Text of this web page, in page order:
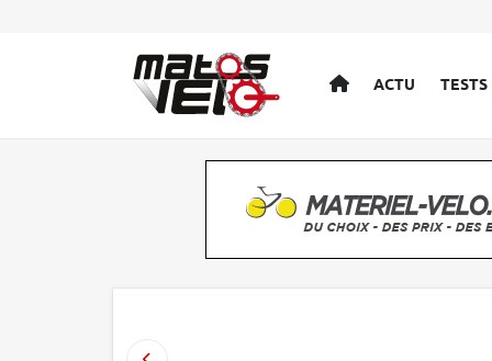
ACCUEIL
ACTU TESTS